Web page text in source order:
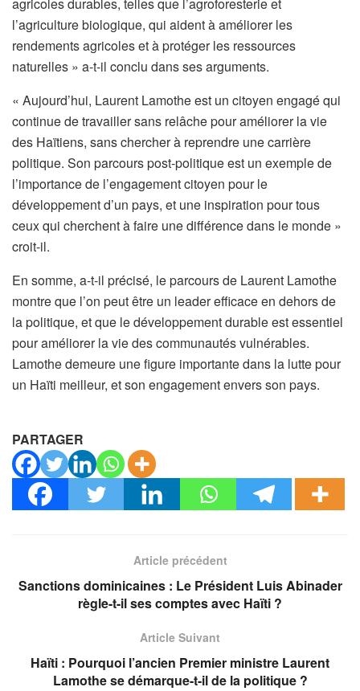
l’agriculture biologique, qui aident à améliorer les
rendements agricoles et à protéger les ressources
naturelles » a-t-il conclu dans ses arguments.
« Aujourd’hui, Laurent Lamothe est un citoyen engagé qui
continue de travailler sans relâche pour améliorer la vie
des Haïtiens, sans chercher à reprendre une carrière
politique. Son parcours post-politique est un exemple de
l’importance de l’engagement citoyen pour le
développement d’un pays, et une inspiration pour tous
ceux qui cherchent à faire une différence dans le monde »
croit-il.
En somme, a-t-il précisé, le parcours de Laurent Lamothe
montre que l’on peut être un leader efficace en dehors de
la politique, et que le développement durable est essentiel
pour améliorer la vie des communautés vulnérables.
Lamothe demeure une figure importante dans la lutte pour
un Haïti meilleur, et son engagement envers son pays.
PARTAGER
Article précédent
Sanctions dominicaines : Le Président Luis Abinader
règle-t-il ses comptes avec Haïti ?
Article Suivant
Haïti : Pourquoi l’ancien Premier ministre Laurent
Lamothe se démarque-t-il de la politique ?